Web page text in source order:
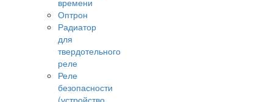
времени
Оптрон
Радиатор
для
твердотельного
реле
Реле
безопасности